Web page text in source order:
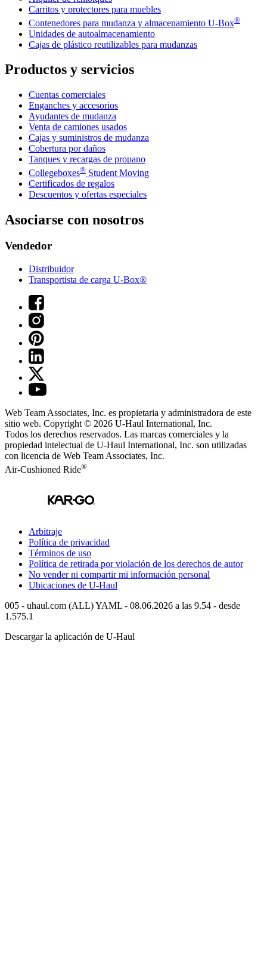
Carritos y protectores para muebles
Contenedores para mudanza y almacenamiento U-Box®
Unidades de autoalmacenamiento
Cajas de plástico reutilizables para mudanzas
Productos y servicios
Cuentas comerciales
Enganches y accesorios
Ayudantes de mudanza
Venta de camiones usados
Cajas y suministros de mudanza
Cobertura por daños
Tanques y recargas de propano
Collegeboxes® Student Moving
Certificados de regalos
Descuentos y ofertas especiales
Asociarse con nosotros
Vendedor
Distribuidor
Transportista de carga U-Box®
Web Team Associates, Inc. es propietaria y administradora de este
sitio web. Copyright © 2026 U-Haul International, Inc.
Todos los derechos reservados. Las marcas comerciales y la
propiedad intelectual de U-Haul International, Inc. son utilizadas
con licencia de Web Team Associates, Inc.
Air-Cushioned Ride®
Arbitraje
Política de privacidad
Términos de uso
Política de retirada por violación de los derechos de autor
No vender ni compartir mi información personal
Ubicaciones de U-Haul
005 - uhaul.com (ALL) YAML - 08.06.2026 a las 9.54 - desde
1.575.1
Descargar la aplicación de U-Haul